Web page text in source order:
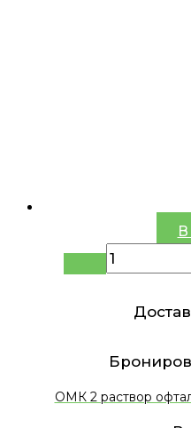
В
ОМК 2 раствор